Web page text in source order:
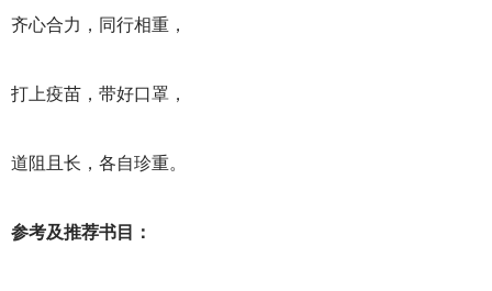
齐心合力，同行相重，
打上疫苗，带好口罩，
道阻且长，各自珍重。
参考及推荐书目：